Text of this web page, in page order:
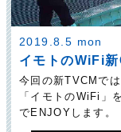
2019.8.5 mon
イモトのWiFi新
今回の新TVCMで
「イモトのWiFi」
でENJOYします。